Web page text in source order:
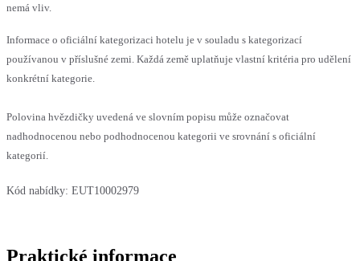
nemá vliv.
Informace o oficiální kategorizaci hotelu je v souladu s kategorizací
používanou v příslušné zemi. Každá země uplatňuje vlastní kritéria pro udělení
konkrétní kategorie.
Polovina hvězdičky uvedená ve slovním popisu může označovat
nadhodnocenou nebo podhodnocenou kategorii ve srovnání s oficiální
kategorií.
Kód nabídky: EUT10002979
Praktické informace